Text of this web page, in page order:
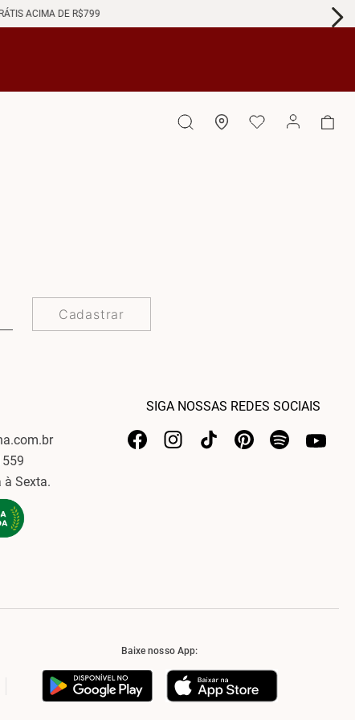
ACIMA DE R$799
Cadastrar
à Sexta.
SIGA NOSSAS REDES SOCIAIS
Baixe nosso App: